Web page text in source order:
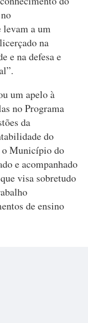
levam a um
na
e na defesa e
um apelo à
no Programa
da
do
o Município do
e acompanhado
visa sobretudo
de ensino